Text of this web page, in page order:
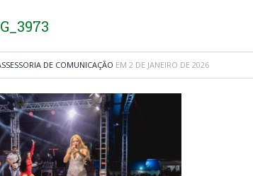
DE COMUNICAÇÃO EM 2 DE JANEIRO DE 2026